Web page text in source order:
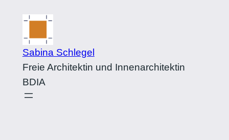
springen
Sabina Schlegel
Freie Architektin und Innenarchitektin
BDIA